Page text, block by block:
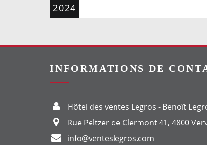
2024
INFORMATIONS DE
Hôtel des ventes Legros - Benoît
Rue Peltzer de Clermont 41, 4800
info@venteslegros.com